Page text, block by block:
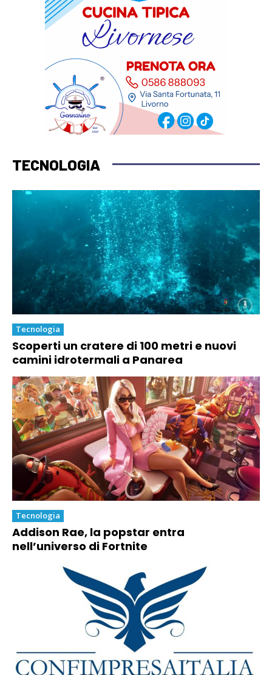
TECNOLOGIA
Tecnologia
Scoperti un cratere di 100 metri e nuovi
camini idrotermali a Panarea
Tecnologia
Addison Rae, la popstar entra
nell’universo di Fortnite